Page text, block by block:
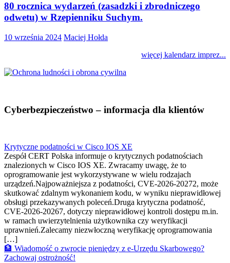
80 rocznica wydarzeń (zasadzki i zbrodniczego
odwetu) w Rzepienniku Suchym.
10 września 2024 Maciej Hołda
więcej kalendarz imprez...
Cyberbezpieczeństwo – informacja dla klientów
Krytyczne podatności w Cisco IOS XE
Zespół CERT Polska informuje o krytycznych podatnościach
znalezionych w Cisco IOS XE. Zwracamy uwagę, że to
oprogramowanie jest wykorzystywane w wielu rodzajach
urządzeń.Najpoważniejsza z podatności, CVE-2026-20272, może
skutkować zdalnym wykonaniem kodu, w wyniku nieprawidłowej
obsługi przekazywanych poleceń.Druga krytyczna podatność,
CVE-2026-20267, dotyczy nieprawidłowej kontroli dostępu m.in.
w ramach uwierzytelnienia użytkownika czy weryfikacji
uprawnień.Zalecamy niezwłoczną weryfikację oprogramowania
[…]
🏦 Wiadomość o zwrocie pieniędzy z e-Urzędu Skarbowego?
Zachowaj ostrożność!